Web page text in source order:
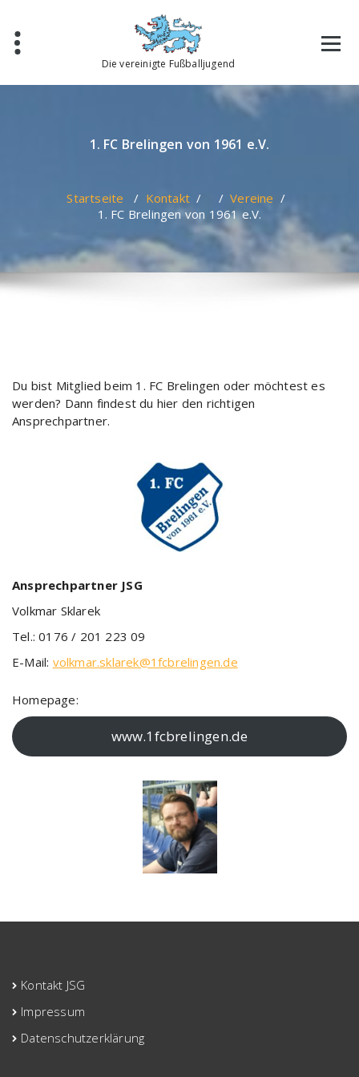
springen
Die vereinigte Fußballjugend
1. FC Brelingen von 1961 e.V.
Startseite / Kontakt / /Vereine /
1. FC Brelingen von 1961 e.V.
Du bist Mitglied beim 1. FC Brelingen oder möchtest es
werden? Dann findest du hier den richtigen
Ansprechpartner.
Ansprechpartner JSG
Volkmar Sklarek
Tel.: 0176 / 201 223 09
E-Mail: volkmar.sklarek@1fcbrelingen.de
Homepage:
www.1fcbrelingen.de
Kontakt JSG
Impressum
Datenschutzerklärung